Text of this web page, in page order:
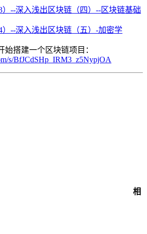
--深入浅出区块链（四）--区块链基础
）--深入浅出区块链（五）-加密学
始搭建一个区块链项目：
s/BfJCdSHp_IRM3_z5NypjOA
相